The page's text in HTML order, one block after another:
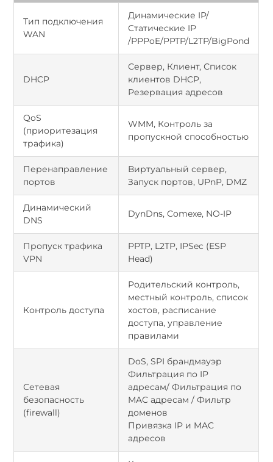
Тип подключения
WAN
Динамические IP/
Статические IP
/PPPoE/PPTP/L2TP/BigPond
DHCP
Сервер, Клиент, Список
клиентов DHCP,
Резервация адресов
QoS
(приоритезация
трафика)
WMM, Контроль за
пропускной способностью
Перенаправление
портов
Виртуальный сервер,
Запуск портов, UPnP, DMZ
Динамический
DNS
DynDns, Comexe, NO-IP
Пропуск трафика
VPN
PPTP, L2TP, IPSec (ESP
Head)
Контроль доступа
Родительский контроль,
местный контроль, список
хостов, расписание
доступа, управление
правилами
Сетевая
безопасность
(firewall)
DoS, SPI брандмауэр
Фильтрация по IP
адресам/ Фильтрация по
MAC адресам / Фильтр
доменов
Привязка IP и MAC
адресов